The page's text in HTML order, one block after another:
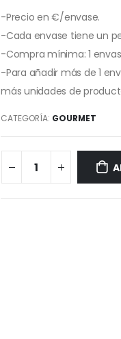
-Precio en €/envase.
-Cada envase tiene un
-Compra mínima: 1
-Para añadir más de 1
más unidades de
CATEGORÍA: GOURMET